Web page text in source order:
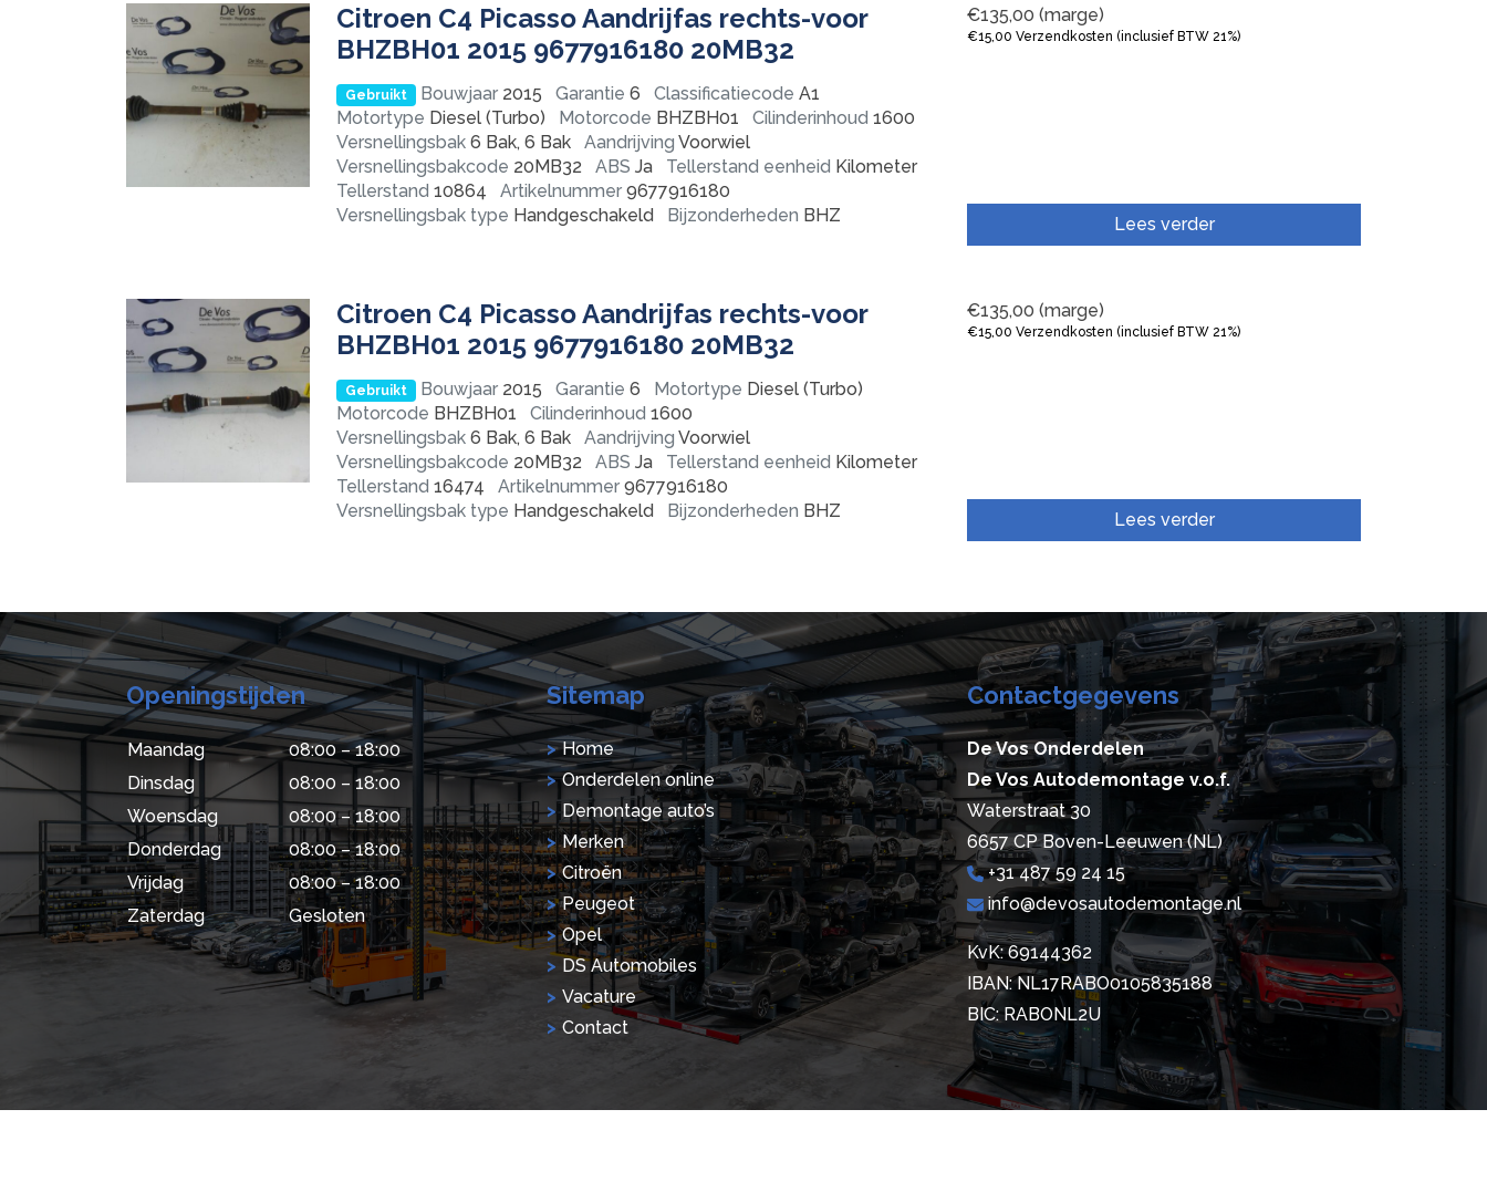
Citroen C4 Picasso Aandrijfas rechts-voor
BHZBH01 2015 9677916180 20MB32
Gebruikt Bouwjaar2015 Garantie 6 Classificatiecode A1
Motortype Diesel (Turbo) Motorcode BHZBH01 Cilinderinhoud 1600
Versnellingsbak 6 Bak, 6 Bak Aandrijving Voorwiel
Versnellingsbakcode 20MB32 ABS Ja Tellerstand eenheid Kilometer
Tellerstand 10864 Artikelnummer 9677916180
Versnellingsbak type Handgeschakeld Bijzonderheden BHZ
€135,00 (marge)
€15,00 Verzendkosten (inclusief BTW 21%)
Lees verder
Citroen C4 Picasso Aandrijfas rechts-voor
BHZBH01 2015 9677916180 20MB32
Gebruikt Bouwjaar2015 Garantie 6 Motortype Diesel (Turbo)
Motorcode BHZBH01 Cilinderinhoud 1600
Versnellingsbak 6 Bak, 6 Bak Aandrijving Voorwiel
Versnellingsbakcode 20MB32 ABS Ja Tellerstand eenheid Kilometer
Tellerstand 16474 Artikelnummer 9677916180
Versnellingsbak type Handgeschakeld Bijzonderheden BHZ
€135,00 (marge)
€15,00 Verzendkosten (inclusief BTW 21%)
Lees verder
Openingstijden
Maandag
08:00 – 18:00
Dinsdag
08:00 – 18:00
Woensdag
08:00 – 18:00
Donderdag
08:00 – 18:00
Vrijdag
08:00 – 18:00
Zaterdag
Gesloten
Sitemap
Home
Onderdelen online
Demontage auto’s
Merken
Citroën
Peugeot
Opel
DS Automobiles
Vacature
Contact
Contactgegevens
De Vos Onderdelen
De Vos Autodemontage v.o.f.
Waterstraat 30
6657 CP Boven-Leeuwen (NL)
+31 487 59 24 15
info@devosautodemontage.nl
KvK: 69144362
IBAN: NL17RABO0105835188
BIC: RABONL2U